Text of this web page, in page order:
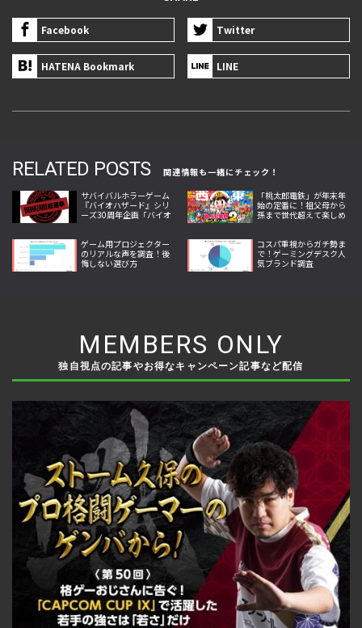
Facebook Twitter
HATENA Bookmark LINE
RELATED POSTS
関連情報も一緒にチェック！
サバイバルホラーゲーム
『バイオハザード』シリ
ーズ30周年企画「バイオ
「桃太郎電鉄」が年末年
始の定番に！祖父母から
孫まで世代超えて楽しめ
ゲーム用プロジェクター
のリアルな声を調査！後
悔しない選び方
コスパ重視からガチ勢ま
で！ゲーミングデスク人
気ブランド調査
MEMBERS ONLY
独自視点の記事やお得なキャンペーン記事など配信